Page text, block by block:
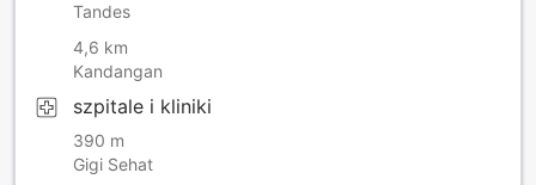
Tandes
4,6 km
Kandangan
szpitale i kliniki
390 m
Gigi Sehat